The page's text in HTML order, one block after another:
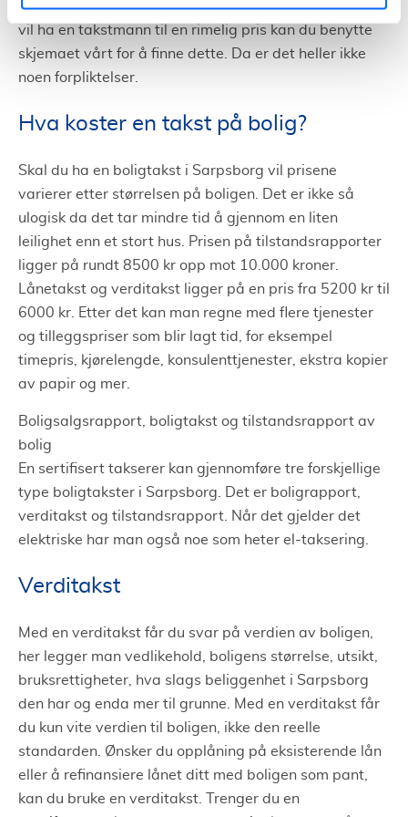
Eiendomsmeglere tilbyr dette som regel gratis, om du
vil ha en takstmann til en rimelig pris kan du benytte
skjemaet vårt for å finne dette. Da er det heller ikke
noen forpliktelser.
Hva koster en takst på bolig?
Skal du ha en boligtakst i Sarpsborg vil prisene
varierer etter størrelsen på boligen. Det er ikke så
ulogisk da det tar mindre tid å gjennom en liten
leilighet enn et stort hus. Prisen på tilstandsrapporter
ligger på rundt 8500 kr opp mot 10.000 kroner.
Lånetakst og verditakst ligger på en pris fra 5200 kr til
6000 kr. Etter det kan man regne med flere tjenester
og tilleggspriser som blir lagt tid, for eksempel
timepris, kjørelengde, konsulenttjenester, ekstra kopier
av papir og mer.
Boligsalgsrapport, boligtakst og tilstandsrapport av
bolig
En sertifisert takserer kan gjennomføre tre forskjellige
type boligtakster i Sarpsborg. Det er boligrapport,
verditakst og tilstandsrapport. Når det gjelder det
elektriske har man også noe som heter el-taksering.
Verditakst
Med en verditakst får du svar på verdien av boligen,
her legger man vedlikehold, boligens størrelse, utsikt,
bruksrettigheter, hva slags beliggenhet i Sarpsborg
den har og enda mer til grunne. Med en verditakst får
du kun vite verdien til boligen, ikke den reelle
standarden. Ønsker du opplåning på eksisterende lån
eller å refinansiere lånet ditt med boligen som pant,
kan du bruke en verditakst. Trenger du en